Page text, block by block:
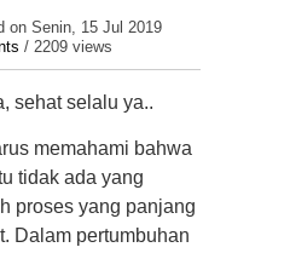
on Senin, 15 Jul 2019
/ 2209 views
sehat selalu ya..
memahami bahwa
tidak ada yang
proses yang panjang
Dalam pertumbuhan